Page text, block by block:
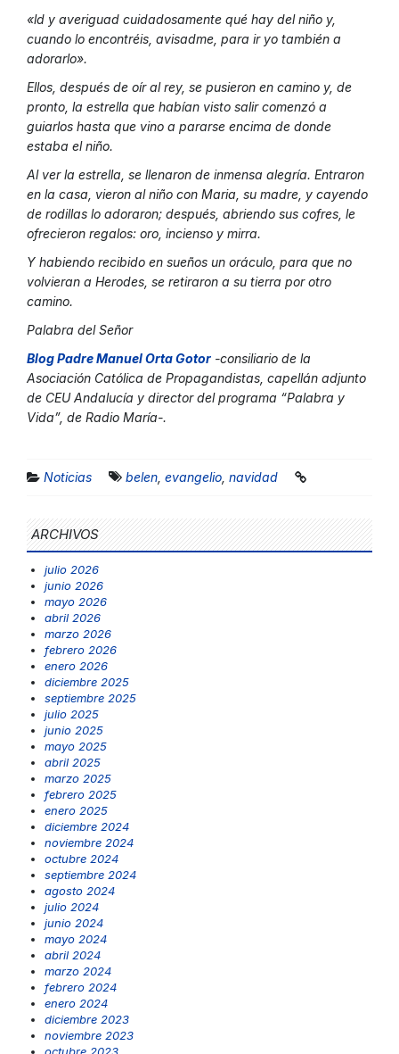
«ld y averiguad cuidadosamente qué hay del niño y,
cuando lo encontréis, avisadme, para ir yo también a
adorarlo».
Ellos, después de oír al rey, se pusieron en camino y, de
pronto, la estrella que habían visto salir comenzó a
guiarlos hasta que vino a pararse encima de donde
estaba el niño.
Al ver la estrella, se llenaron de inmensa alegría. Entraron
en la casa, vieron al niño con Maria, su madre, y cayendo
de rodillas lo adoraron; después, abriendo sus cofres, le
ofrecieron regalos: oro, incienso y mirra.
Y habiendo recibido en sueños un oráculo, para que no
volvieran a Herodes, se retiraron a su tierra por otro
camino.
Palabra del Señor
Blog Padre Manuel Orta Gotor -consiliario de la
Asociación Católica de Propagandistas, capellán adjunto
de CEU Andalucía y director del programa “Palabra y
Vida”, de Radio María-.
Noticias belen evangelio navidad
ARCHIVOS
julio 2026
junio 2026
mayo 2026
abril 2026
marzo 2026
febrero 2026
enero 2026
diciembre 2025
septiembre 2025
julio 2025
junio 2025
mayo 2025
abril 2025
marzo 2025
febrero 2025
enero 2025
diciembre 2024
noviembre 2024
octubre 2024
septiembre 2024
agosto 2024
julio 2024
junio 2024
mayo 2024
abril 2024
marzo 2024
febrero 2024
enero 2024
diciembre 2023
noviembre 2023
octubre 2023